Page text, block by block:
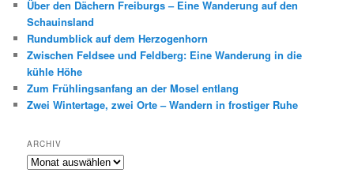
Über den Dächern Freiburgs – Eine Wanderung auf den
Schauinsland
Rundumblick auf dem Herzogenhorn
Zwischen Feldsee und Feldberg: Eine Wanderung in die
kühle Höhe
Zum Frühlingsanfang an der Mosel entlang
Zwei Wintertage, zwei Orte – Wandern in frostiger Ruhe
ARCHIV
Archiv